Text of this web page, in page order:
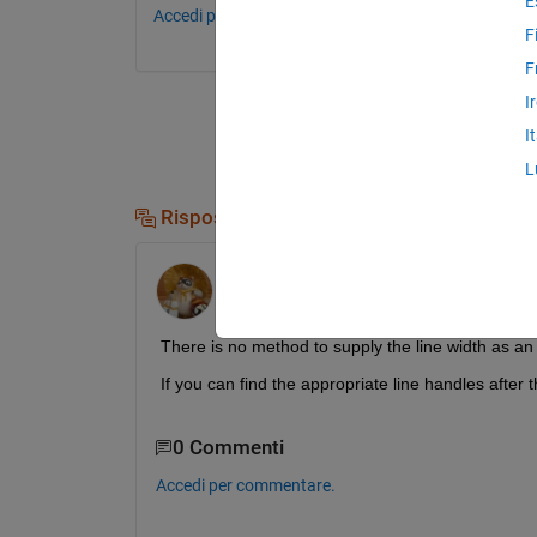
Accedi per commentare.
Risposte (2)
There is no method to supply the line width as
If you can find the appropriate line handles after
0 Commenti
Accedi per commentare.